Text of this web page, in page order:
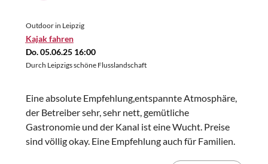
Outdoor in Leipzig
Kajak fahren
Do. 05.06.25 16:00
Durch Leipzigs schöne Flusslandschaft
Eine absolute Empfehlung,entspannte Atmosphäre,
der Betreiber sehr, sehr nett, gemütliche
Gastronomie und der Kanal ist eine Wucht. Preise
sind völlig okay. Eine Empfehlung auch für Familien.